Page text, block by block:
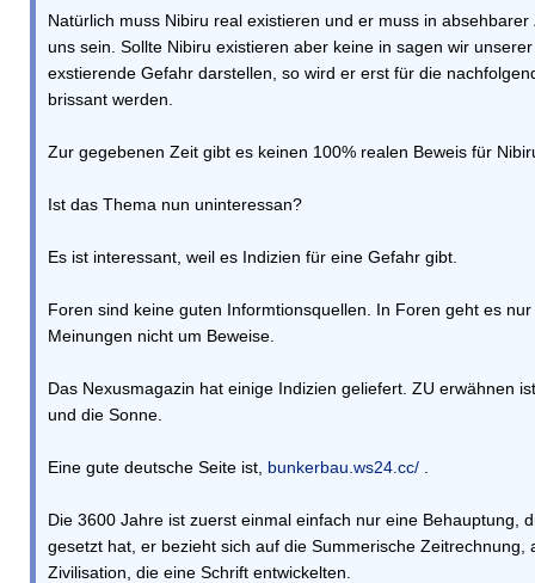
Natürlich muss Nibiru real existieren und er muss in
uns sein. Sollte Nibiru existieren aber keine in sagen wir
exstierende Gefahr darstellen, so wird er erst für die
brissant werden.
Zur gegebenen Zeit gibt es keinen 100% realen Beweis für
Ist das Thema nun uninteressan?
Es ist interessant, weil es Indizien für eine Gefahr gibt.
Foren sind keine guten Informtionsquellen. In Foren geht es
Meinungen nicht um Beweise.
Das Nexusmagazin hat einige Indizien geliefert. ZU erwähnen
und die Sonne.
Eine gute deutsche Seite ist, bunkerbau.ws24.cc/
Die 3600 Jahre ist zuerst einmal einfach nur eine Behauptung,
gesetzt hat, er bezieht sich auf die Summerische Zeitrechnung,
Zivilisation, die eine Schrift entwickelten.